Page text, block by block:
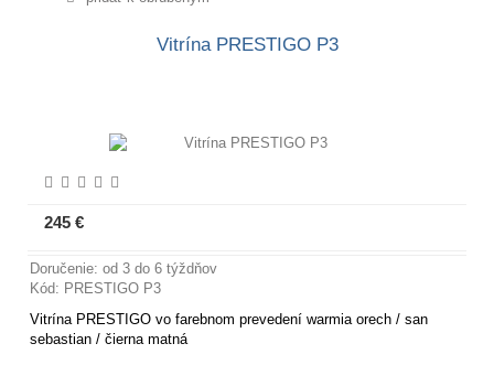
Vitrína PRESTIGO P3
245 €
Doručenie: od 3 do 6 týždňov
Kód: PRESTIGO P3
Vitrína PRESTIGO vo farebnom prevedení warmia orech / san
sebastian / čierna matná